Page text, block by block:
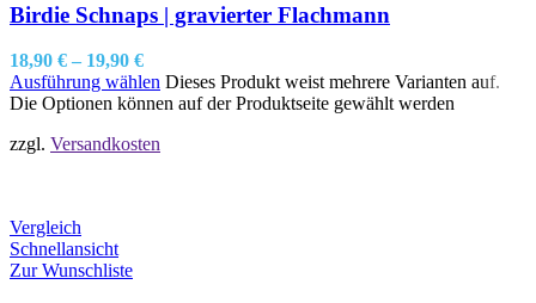
Birdie Schnaps | gravierter Flachmann
18,90 € – 19,90 €
Ausführung wählen Dieses Produkt weist mehrere Varianten auf.
Die Optionen können auf der Produktseite gewählt werden
zzgl. Versandkosten
Vergleich
Schnellansicht
Zur Wunschliste